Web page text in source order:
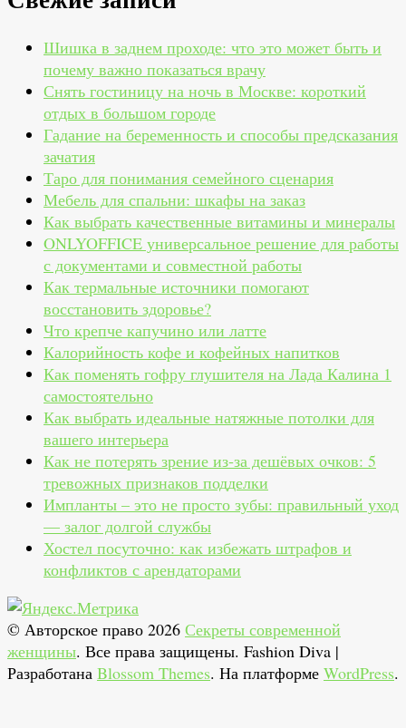
Шишка в заднем проходе: что это может быть и
почему важно показаться врачу
Снять гостиницу на ночь в Москве: короткий
отдых в большом городе
Гадание на беременность и способы предсказания
зачатия
Таро для понимания семейного сценария
Мебель для спальни: шкафы на заказ
Как выбрать качественные витамины и минералы
ONLYOFFICE универсальное решение для работы
с документами и совместной работы
Как термальные источники помогают
восстановить здоровье?
Что крепче капучино или латте
Калорийность кофе и кофейных напитков
Как поменять гофру глушителя на Лада Калина 1
самостоятельно
Как выбрать идеальные натяжные потолки для
вашего интерьера
Как не потерять зрение из‑за дешёвых очков: 5
тревожных признаков подделки
Импланты – это не просто зубы: правильный уход
— залог долгой службы
Хостел посуточно: как избежать штрафов и
конфликтов с арендаторами
© Авторское право 2026 Секреты современной
женщины. Все права защищены. Fashion Diva |
Разработана Blossom Themes. На платформе WordPress.